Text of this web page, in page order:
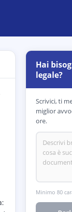
Hai
legale?
Scrivici, ti
miglior
ore.
Minimo 80